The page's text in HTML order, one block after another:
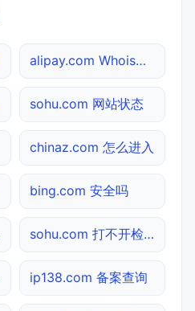
alipay.com Whois查询
sohu.com 网站状态
chinaz.com 怎么进入
bing.com 安全吗
sohu.com 打不开检测
ip138.com 备案查询